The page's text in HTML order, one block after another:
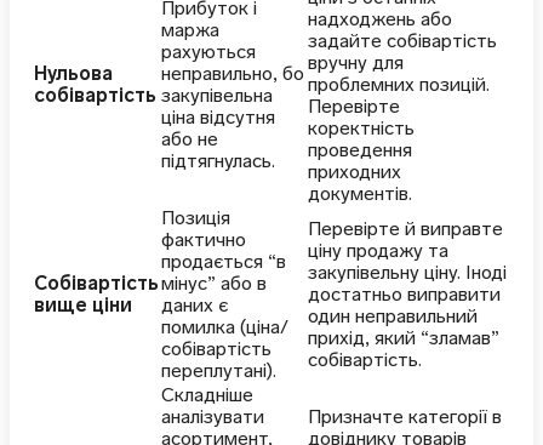
Нульова
собівартість
Прибуток і
маржа
рахуються
неправильно, бо
закупівельна
ціна відсутня
або не
підтягнулась.
надходжень або
задайте собівартість
вручну для
проблемних позицій.
Перевірте
коректність
проведення
приходних
документів.
Собівартість
вище ціни
Позиція
фактично
продається “в
мінус” або в
даних є
помилка (ціна/
собівартість
переплутані).
Перевірте й виправте
ціну продажу та
закупівельну ціну. Іноді
достатньо виправити
один неправильний
прихід, який “зламав”
собівартість.
Складніше
аналізувати
асортимент,
Призначте категорії в
довіднику товарів